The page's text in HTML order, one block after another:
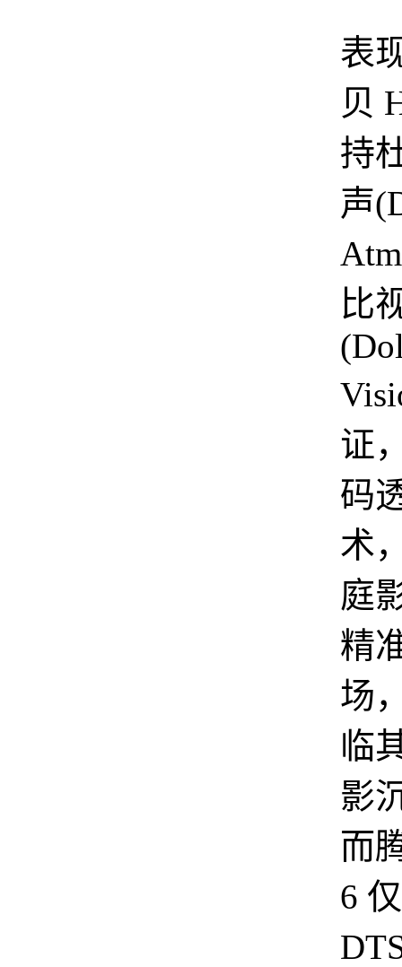
表
贝
持
声
比
证
码
术
庭
精
场
临
影
而
6